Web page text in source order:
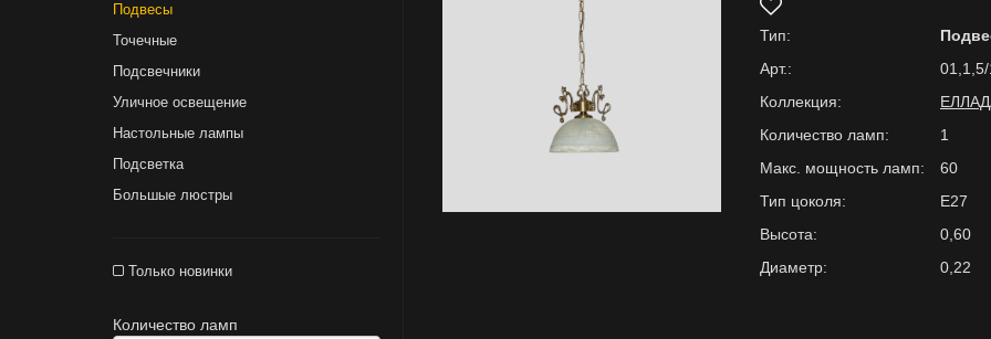
Подвесы
Точечные
Подсвечники
Уличное освещение
Настольные лампы
Подсветка
Большые люстры
Только новинки
Количество ламп
Тип:
Арт.:
Коллекция:
Количество ламп:
1
Макс. мощность ламп:
60
Тип цоколя:
E27
Высота:
0,60
Диаметр:
0,22